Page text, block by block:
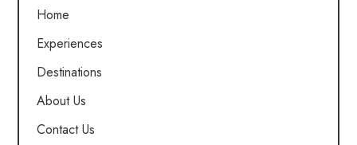
Home
Experiences
Destinations
About Us
Contact Us